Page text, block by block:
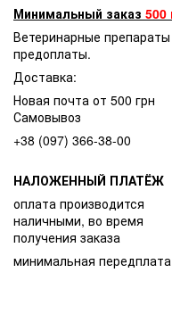
Минимальный заказ 500
Ветеринарные
предоплаты.
Доставка:
Новая почта от 500 грн
Самовывоз
+38 (097) 366-38-00
НАЛОЖЕННЫЙ ПЛАТЁЖ
оплата производится
наличными, во время
получения заказа
минимальная передплата